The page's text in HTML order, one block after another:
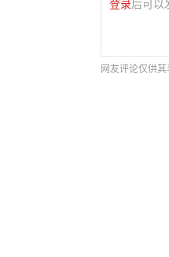
登录后可以
网友评论仅供